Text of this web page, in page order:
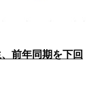
前年同期を下回